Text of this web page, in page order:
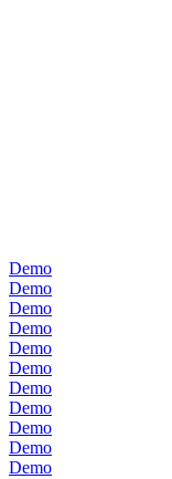
Demo
Demo
Demo
Demo
Demo
Demo
Demo
Demo
Demo
Demo
Demo